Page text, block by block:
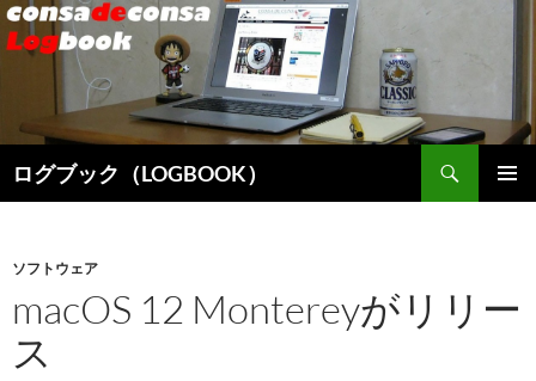
ログブック（LOGBOOK）
索
ン
ス
キ
ソフトウェア
macOS 12 Montereyがリリー
ス